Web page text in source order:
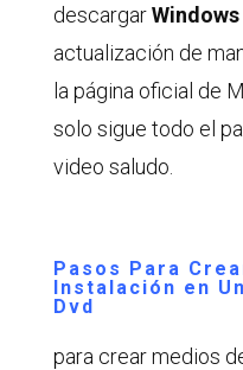
descargarWindows
actualización de
la página oficial de
solo sigue todo el
video saludo.
Pasos Para
Instalación en
Dvd
para crear medios